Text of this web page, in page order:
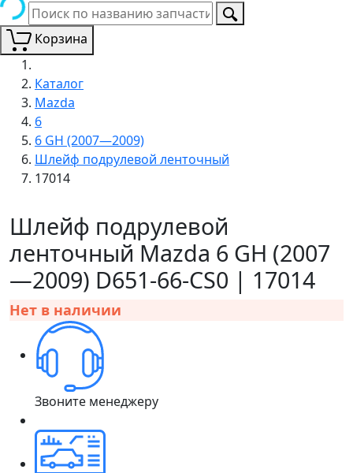
Корзина
Каталог
Mazda
6
6 GH (2007—2009)
Шлейф подрулевой ленточный
17014
Шлейф подрулевой
ленточный Mazda 6 GH (2007
—2009) D651-66-CS0 | 17014
Нет в наличии
Звоните менеджеру